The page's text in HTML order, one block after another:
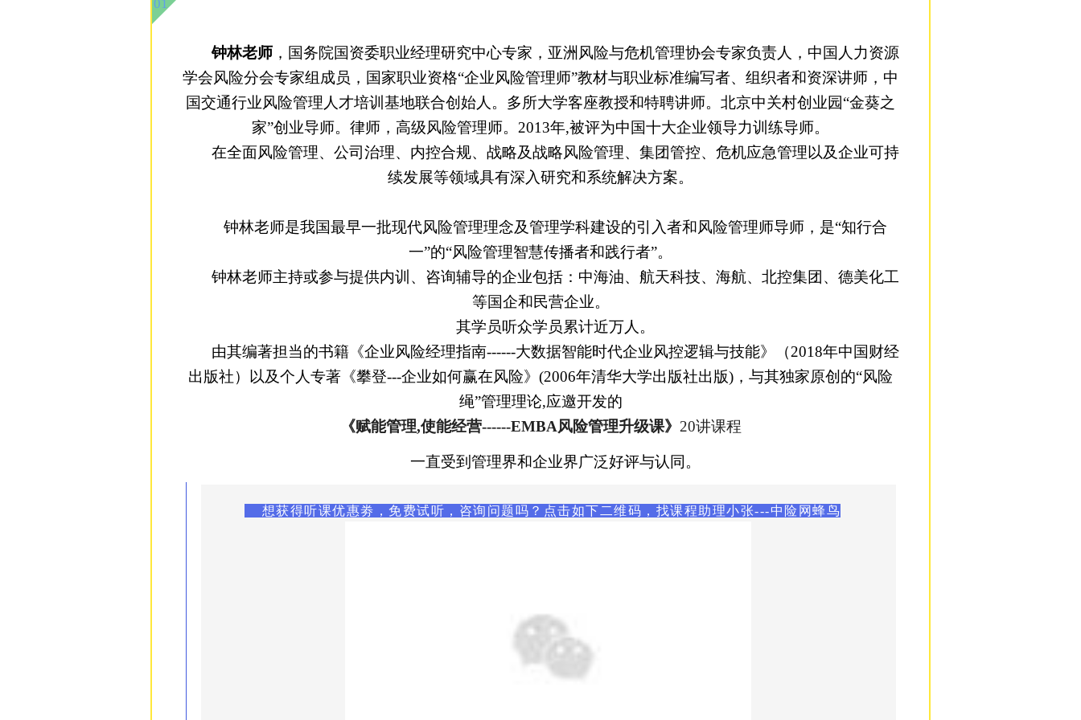
01
钟林老师 ， 国务院国资委职业经理研究中心专家， 亚洲风险与危机管理协会专家负责人 ， 中国人力资源
学会风险分会专家组成员， 国家职业资格“企业风险管理师”教材与职业标准编写者、组织者和资深讲师 ， 中
国交通行业风险管理人才培训基地联合创始人 。多所大学客座教授和特聘讲师。北京中关村创业园“金葵之
家”创业导师。律师 ， 高级风险管理师。 2013年,被评为中国十大企业领导力训练导师。
在全面风险管理、公司治理、内控合规、 战略及战略风险管理、 集团管控、 危机应急管理以及企业可持
续发展等领域具有深入研究和系统解决方案。
钟林老师是我国最早一批现代风险管理理念及管理学科建设的引入者和风险管理师导师，是“知行合
一”的“风险管理智慧传播者和践行者”。
钟林老师主持或参与提供内训、咨询辅导的企业包括：中海油、航天科技、海航、北控集团、德美化工
等国企和民营企业。
其学员听众学员累计近万人。
由其编著担当的书籍《企业风险经理指南------大数据智能时代企业风控逻辑与技能》（2018年中国财经
出版社）以及个人专著《攀登---企业如何赢在风险》 (2006年清华大学出版社出版) ，与其独家原创的“风险
绳”管理理论,应邀开发的
《赋能管理,使能经营------EMBA风险管理升级课》 20讲课程
一直受到管理界和企业界广泛好评与认同。
想获得听课优惠劵，免费试听，咨询问题吗？点击如下二维码，找课程助理小张---中险网蜂鸟